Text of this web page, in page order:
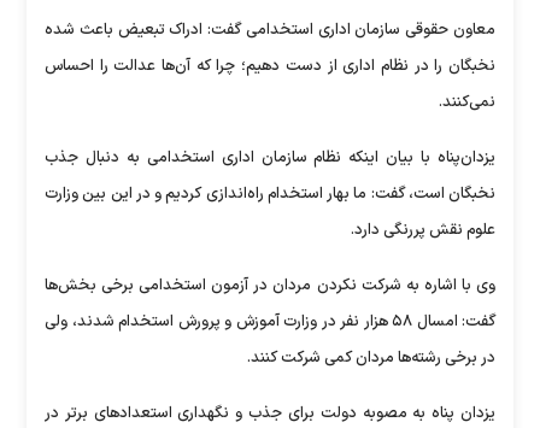
معاون حقوقی سازمان اداری استخدامی گفت: ادراک تبعیض باعث شده
نخبگان را در نظام اداری از دست دهیم؛ چرا که آن‌ها عدالت را احساس
نمی‌کنند.
یزدان‌پناه با بیان اینکه نظام سازمان اداری استخدامی به دنبال جذب
نخبگان است، گفت: ما بهار استخدام راه‌اندازی کردیم و در این بین وزارت
علوم نقش پررنگی دارد.
وی با اشاره به شرکت نکردن مردان در آزمون استخدامی برخی بخش‌ها
گفت: امسال ۵۸ هزار نفر در وزارت آموزش و پرورش استخدام شدند، ولی
در برخی رشته‌ها مردان کمی شرکت کنند.
یزدان پناه به مصوبه دولت برای جذب و نگهداری استعداد‌های برتر در